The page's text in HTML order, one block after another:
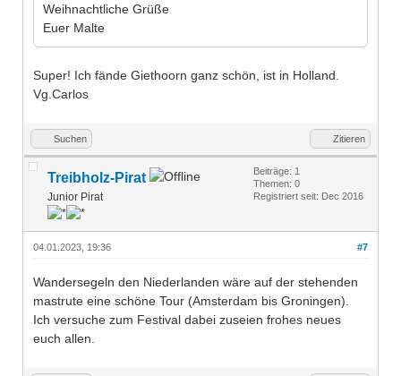
Weihnachtliche Grüße
Euer Malte
Super! Ich fände Giethoorn ganz schön, ist in Holland.
Vg.Carlos
Suchen Zitieren
Treibholz-Pirat
Junior Pirat
Beiträge: 1
Themen: 0
Registriert seit: Dec 2016
#7
04.01.2023, 19:36
Wandersegeln den Niederlanden wäre auf der stehenden
mastrute eine schöne Tour (Amsterdam bis Groningen).
Ich versuche zum Festival dabei zuseien frohes neues
euch allen.